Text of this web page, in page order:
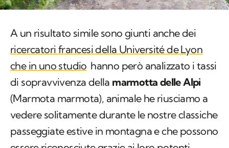
A un risultato simile sono giunti anche dei
ricercatori francesi della Université de Lyon
che in uno studio hanno però analizzato i tassi
di sopravvivenza della marmotta delle Alpi
(Marmota marmota), animale he riusciamo a
vedere solitamente durante le nostre classiche
passeggiate estive in montagna e che possono